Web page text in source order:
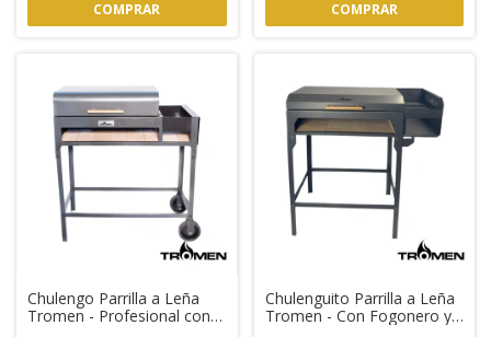
Chulengo Parrilla a Leña
Tromen - Profesional con
Chulenguito Parrilla a Leña
Tromen - Con Fogonero y